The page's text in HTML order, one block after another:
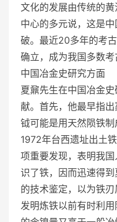
文化的发展由传统的
中心的多元说，这是
破。最近20多年的考
确立，成为我国多数考
中国冶金史研究方面
夏鼐先生在中国冶金
献。首先，他最早指
钺可能是用天然陨铁制
1972年台西遗址出土
项重要发现，表明我
识了铁，因而迅速得
的技术鉴定，以为铁
发明炼铁以前有时利